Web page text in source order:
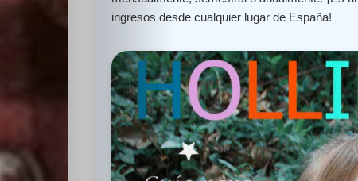
ingresos desde cualquier lugar de España!